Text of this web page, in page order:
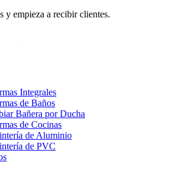
y empieza a recibir clientes.
Integrales
de Baños
Bañera por Ducha
de Cocinas
de Aluminio
de PVC